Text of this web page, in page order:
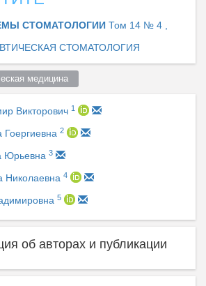
СТОМАТОЛОГИИ Том 14 № 4 ,
СТОМАТОЛОГИЯ
медицина
Викторович 1
2
Юрьевна 3
Николаевна 4
5
об авторах и публикации